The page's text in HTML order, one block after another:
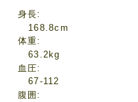
身長
168.8cm
体重
63.2kg
血圧
67-112
腹囲